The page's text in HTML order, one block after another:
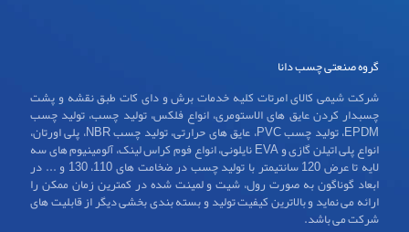
گروه صنعتی چسب دانا
شرکت شیمی کالای امرتات کلیه خدمات برش و دای کات طبق نقشه و پشت
چسبدار کردن عایق های الاستومری، انواع فلکس، تولید چسب، تولید چسب
EPDM، تولید چسب PVC، عایق های حرارتی، تولید چسب NBR، پلی اورتان،
انواع پلی اتیلن گازی و EVA نایلونی، انواع فوم کراس لینک، آلومینیوم های سه
لایه تا عرض 120 سانتیمتر با تولید چسب در ضخامت های 110، 130 و ... در
ابعاد گوناگون به صورت رول، شیت و لمینت شده در کمترین زمان ممکن را
ارائه می نماید و بالاترین کیفیت تولید و بسته بندی بخشی دیگر از قابلیت های
شرکت می باشد.